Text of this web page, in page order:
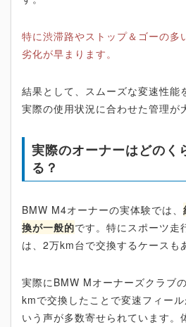
特に渋滞路やストップ＆ゴーの多
劣化が早まります。
結果として、スムーズな変速性能
実際の使用状況に合わせた管理が
実際のオーナーはどのく
る？
BMW M4オーナーの実体験では、
換が一般的です。特にスポーツ走
は、2万km台で交換するケースも
実際にBMW Mオーナーズクラブ
kmで交換したことで変速フィー
いう声が多数寄せられています。